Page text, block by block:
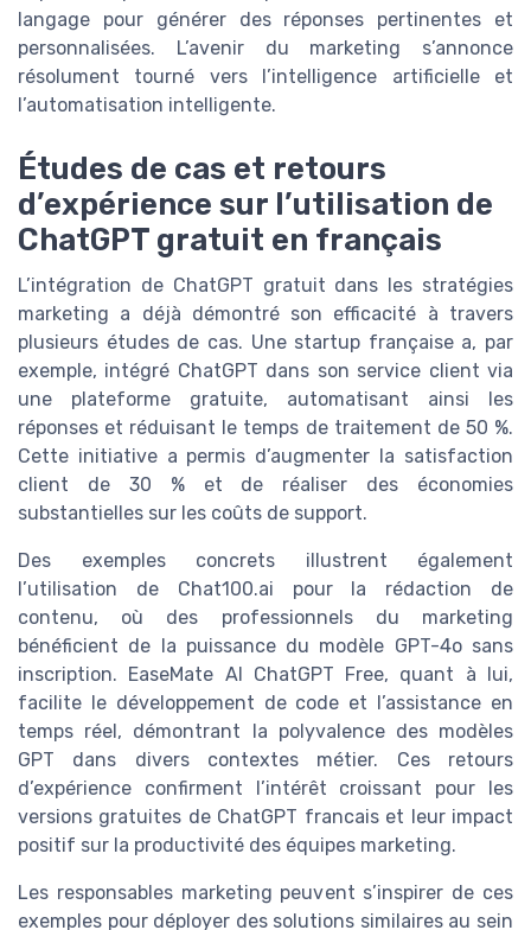
langage pour générer des réponses pertinentes et
personnalisées. L’avenir du marketing s’annonce
résolument tourné vers l’intelligence artificielle et
l’automatisation intelligente.
Études de cas et retours
d’expérience sur l’utilisation de
ChatGPT gratuit en français
L’intégration de ChatGPT gratuit dans les stratégies
marketing a déjà démontré son efficacité à travers
plusieurs études de cas. Une startup française a, par
exemple, intégré ChatGPT dans son service client via
une plateforme gratuite, automatisant ainsi les
réponses et réduisant le temps de traitement de 50 %.
Cette initiative a permis d’augmenter la satisfaction
client de 30 % et de réaliser des économies
substantielles sur les coûts de support.
Des exemples concrets illustrent également
l’utilisation de Chat100.ai pour la rédaction de
contenu, où des professionnels du marketing
bénéficient de la puissance du modèle GPT-4o sans
inscription. EaseMate AI ChatGPT Free, quant à lui,
facilite le développement de code et l’assistance en
temps réel, démontrant la polyvalence des modèles
GPT dans divers contextes métier. Ces retours
d’expérience confirment l’intérêt croissant pour les
versions gratuites de ChatGPT francais et leur impact
positif sur la productivité des équipes marketing.
Les responsables marketing peuvent s’inspirer de ces
exemples pour déployer des solutions similaires au sein